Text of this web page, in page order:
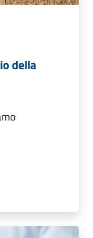
della